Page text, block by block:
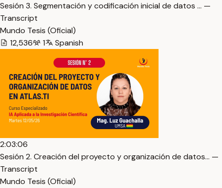
Sesión 3. Segmentación y codificación inicial de datos … —
Transcript
Mundo Tesis (Oficial)
12,536
1 Spanish
2:03:06
Sesión 2. Creación del proyecto y organización de datos… —
Transcript
Mundo Tesis (Oficial)